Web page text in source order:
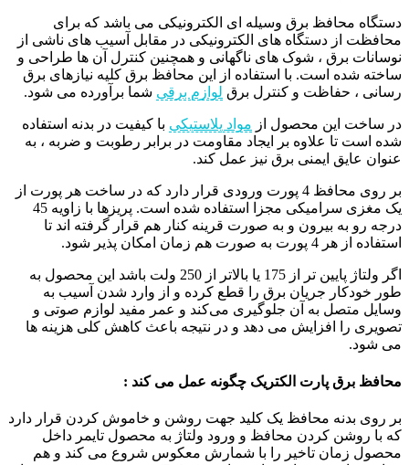
دستگاه محافظ برق وسیله‌ ای الکترونیکی می باشد که برای
محافظت از دستگاه‌ های الکترونیکی در مقابل آسیب‌ های ناشی از
نوسانات برق ، شوک‌ های ناگهانی و همچنین کنترل آن‌ ها طراحی و
ساخته شده است. با استفاده از این محافظ برق کلیه نیاز‌های برق
رسانی ، حفاظت و کنترل برق لوازم برقی شما برآورده می شود.
در ساخت این محصول از مواد پلاستیکی با کیفیت در بدنه استفاده
شده است تا علاوه بر ایجاد مقاومت در برابر رطوبت و ضربه ، به
عنوان عایق ایمنی برق نیز عمل کند.
بر روی محافظ 4 پورت ورودی قرار دارد که در ساخت هر پورت از
یک مغزی سرامیکی مجزا استفاده شده است. پریزها با زاویه 45
درجه رو به بیرون و به صورت قرینه کنار هم قرار گرفته اند تا
استفاده از هر 4 پورت به صورت هم زمان امکان پذیر شود.
اگر ولتاژ پایین تر از 175 یا بالاتر از 250 ولت باشد این محصول به
طور خودکار جریان برق را قطع کرده و از وارد شدن آسیب به
وسایل متصل به آن جلوگیری می‌کند و عمر مفید لوازم صوتی و
تصویری را افزایش می دهد و در نتیجه باعث کاهش کلی هزینه ها
می شود.
محافظ برق پارت الکتریک چگونه عمل می کند :
بر روی بدنه محافظ یک کلید جهت روشن و خاموش کردن قرار دارد
که با روشن کردن محافظ و ورود ولتاژ به محصول تایمر داخل
محصول زمان تاخیر را با شمارش معکوس شروع می کند و هم